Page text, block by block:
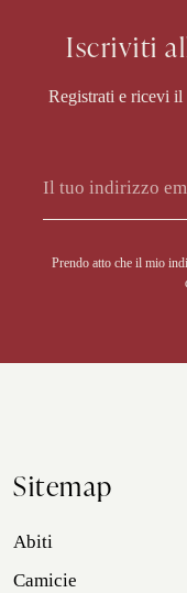
Iscriviti
Registrati e ricevi il
Prendo atto che il mio
Sitemap
Abiti
Camicie